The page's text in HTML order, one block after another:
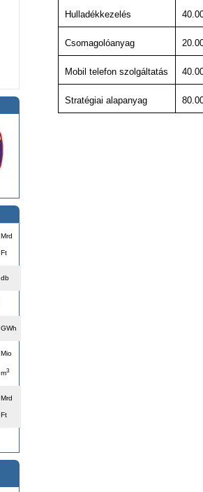
Mrd
Ft
db
GWh
Mio
m3
Mrd
Ft
Hulladékkezelés
Csomagolóanyag
Mobil telefon szolgáltatás
Stratégiai alapanyag